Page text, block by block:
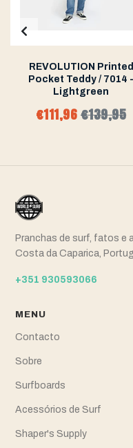
REVOLUTION Printed
Pocket Teddy / 7014 -
Lightgreen
€111,96€139,95
Pranchas de surf, fatos e
Costa da Caparica,
+351 930593066
MENU
Contacto
Sobre
Surfboards
Acessórios de Surf
Shaper's Supply